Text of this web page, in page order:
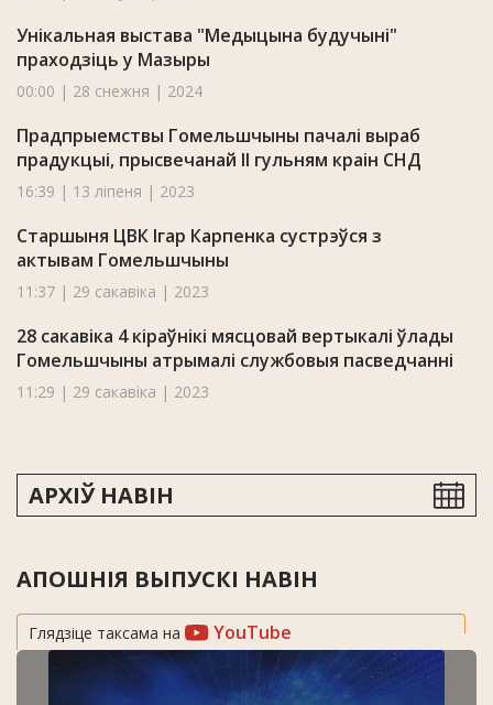
Унікальная выстава "Медыцына будучыні"
праходзіць у Мазыры
00:00 | 28 снежня | 2024
Прадпрыемствы Гомельшчыны пачалі выраб
прадукцыі, прысвечанай II гульням краін СНД
16:39 | 13 ліпеня | 2023
Старшыня ЦВК Ігар Карпенка сустрэўся з
актывам Гомельшчыны
11:37 | 29 сакавіка | 2023
28 сакавіка 4 кіраўнікі мясцовай вертыкалі ўлады
Гомельшчыны атрымалі службовыя пасведчанні
11:29 | 29 сакавіка | 2023
АРХІЎ НАВІН
АПОШНІЯ ВЫПУСКІ НАВІН
Глядзіце таксама на YouTube